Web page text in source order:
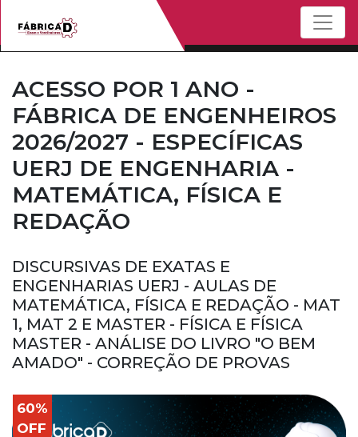
Menu
ACESSO POR 1 ANO -
FÁBRICA DE ENGENHEIROS
2026/2027 - ESPECÍFICAS
UERJ DE ENGENHARIA -
MATEMÁTICA, FÍSICA E
REDAÇÃO
DISCURSIVAS DE EXATAS E
ENGENHARIAS UERJ - AULAS DE
MATEMÁTICA, FÍSICA E REDAÇÃO - MAT
1, MAT 2 E MASTER - FÍSICA E FÍSICA
MASTER - ANÁLISE DO LIVRO "O BEM
AMADO" - CORREÇÃO DE PROVAS
60%
OFF